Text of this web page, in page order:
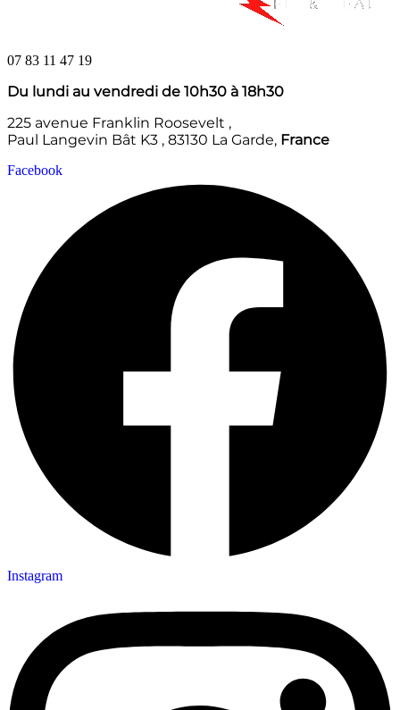
07 83 11 47 19
Du lundi au vendredi de 10h30 à 18h30
225 avenue Franklin Roosevelt ,
Paul Langevin Bât K3 , 83130 La Garde, France
Facebook
Instagram